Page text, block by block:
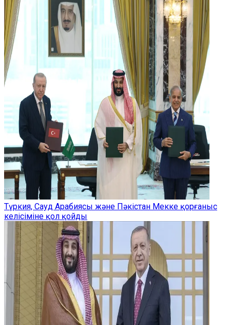
Түркия, Сауд Арабиясы және Пәкістан Мекке қорғаныс
келісіміне қол қойды